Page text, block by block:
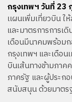
กรุงเทพฯ วันที่ 23
เเผนเพิ่มเที่ยวบิน
และมาตรการการเ
เดือนมีนาคมพร้อมก
กรุงเทพฯ และเดือ
บินเส้นทางข้ามภา
ภาครัฐ และผู้ประกอ
สนับสนุน ด้วยมาตร